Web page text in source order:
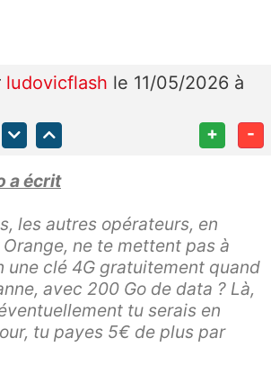
ludovicflash le 11/05/2026 à
+ -
a écrit
les autres opérateurs, en
ne te mettent pas à
une clé 4G gratuitement quand
avec 200 Go de data ? Là,
tu serais en
tu payes 5€ de plus par